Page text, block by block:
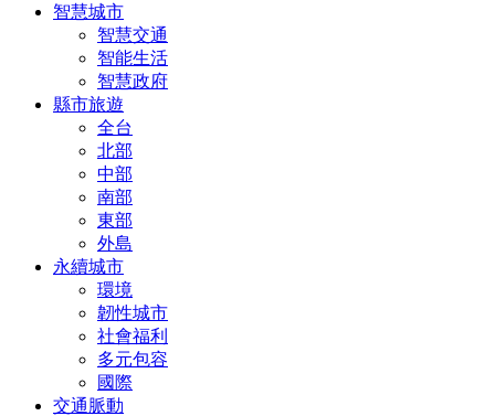
智慧城市
智慧交通
智能生活
智慧政府
縣市旅遊
全台
北部
中部
南部
東部
外島
永續城市
環境
韌性城市
社會福利
多元包容
國際
交通脈動